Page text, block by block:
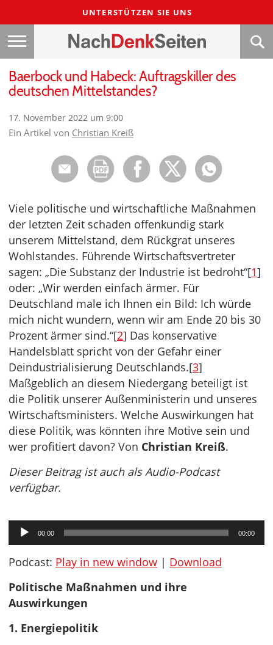
UNTERSTÜTZEN SIE UNS
Baerbock und Habeck: Auftragskiller des
deutschen Mittelstandes?
17. November 2022 um 9:00
Ein Artikel von Christian Kreiß
Viele politische und wirtschaftliche Maßnahmen
der letzten Zeit schaden offenkundig stark
unserem Mittelstand, dem Rückgrat unseres
Wohlstandes. Führende Wirtschaftsvertreter
sagen: „Die Substanz der Industrie ist bedroht“[1]
oder: „Wir werden einfach ärmer. Für
Deutschland male ich Ihnen ein Bild: Ich würde
mich nicht wundern, wenn wir am Ende 20 bis 30
Prozent ärmer sind.“[2] Das konservative
Handelsblatt spricht von der Gefahr einer
Deindustrialisierung Deutschlands.[3]
Maßgeblich an diesem Niedergang beteiligt ist
die Politik unserer Außenministerin und unseres
Wirtschaftsministers. Welche Auswirkungen hat
diese Politik, was könnten ihre Motive sein und
wer profitiert davon? Von Christian Kreiß.
Dieser Beitrag ist auch als Audio-Podcast
verfügbar.
Audio-
Player
00:00 00:00
Podcast: Play in new window | Download
Politische Maßnahmen und ihre
Auswirkungen
1. Energiepolitik